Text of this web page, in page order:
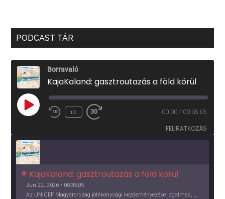
PODCAST TÁR
Borravaló
KajaKaland: gasztroutazás a föld körül
PLAY
EPISODE
1X 00:00 / 00:35:05
FELIRATKOZÁS
KajaKaland: gasztroutazás a föld körül
Jun 22, 2026 • 00:35:05
Az UNICEF Magyarország jótékonysági kezdeményezése izgalmas, egész éves világkörüli ízutazásra hív, igazi családi program és gasztroedukáció, illetve segítség a rászorulóknak is egyben.